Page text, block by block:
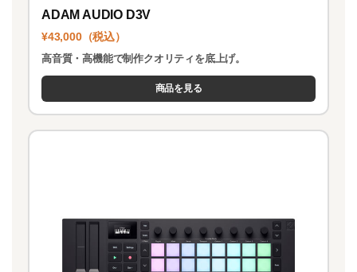
ADAM AUDIO D3V
¥43,000（税込）
高音質・高機能で制作クオリティを底上げ。
商品を見る